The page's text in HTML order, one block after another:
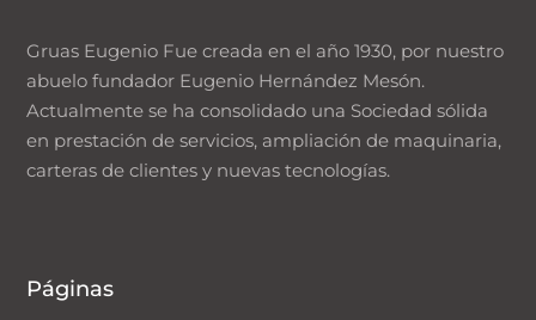
Gruas Eugenio Fue creada en el año 1930, por nuestro
abuelo fundador Eugenio Hernández Mesón.
Actualmente se ha consolidado una Sociedad sólida
en prestación de servicios, ampliación de maquinaria,
carteras de clientes y nuevas tecnologías.
Páginas